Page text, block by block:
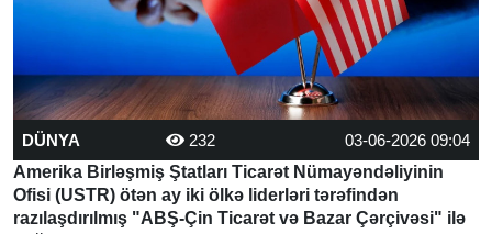
DÜNYA 232
03-06-2026 09:04
Amerika Birləşmiş Ştatları Ticarət Nümayəndəliyinin
Ofisi (USTR) ötən ay iki ölkə liderləri tərəfindən
razılaşdırılmış "ABŞ-Çin Ticarət və Bazar Çərçivəsi" ilə